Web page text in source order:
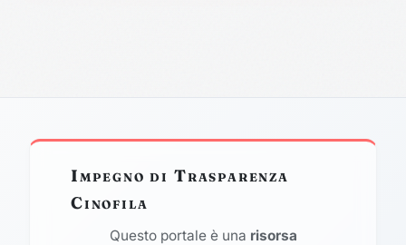
Impegno di Trasparenza
Cinofila
Questo portale è una risorsa